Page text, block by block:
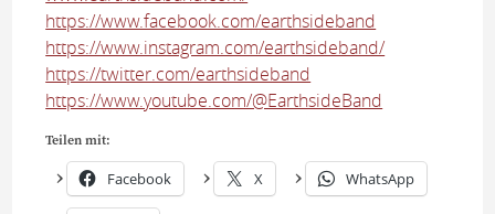
https://www.facebook.com/earthsideband
https://www.instagram.com/earthsideband/
https://twitter.com/earthsideband
https://www.youtube.com/@EarthsideBand
Teilen mit:
Facebook X WhatsApp